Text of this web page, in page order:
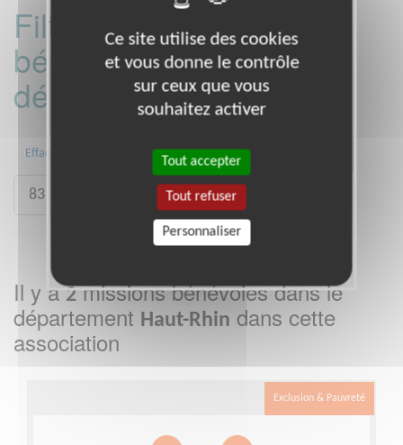
Filtrer les missions
bénévoles par
département :
Effacer 45 49
83
Il y a2missions bénévoles dans le
département Haut-Rhin dans cette
association
Exclusion & Pauvreté
Ce site utilise des cookies
et vous donne le contrôle
sur ceux que vous
souhaitez activer
Tout accepter
Tout refuser
Personnaliser